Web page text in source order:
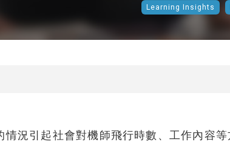
Learning Insights
情況引起社會對機師飛行時數、工作內容